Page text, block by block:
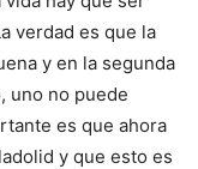
verdad es que la
y en la segunda
uno no puede
es que ahora
y que esto es